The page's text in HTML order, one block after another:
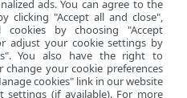
NÉGLIGENCE OU DE
RESPONSABILITÉ,
À L’UTILISATION OU À
LE LOGICIEL,
ads. You can agree to the
clicking "Accept all and close",
cookies by choosing "Accept
adjust your cookie settings by
You also have the right to
your cookie preferences
cookies" link in our website
(if available). For more